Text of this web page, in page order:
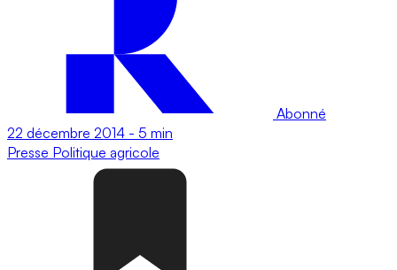
Abonné
22 décembre 2014 - 5 min
Presse Politique agricole